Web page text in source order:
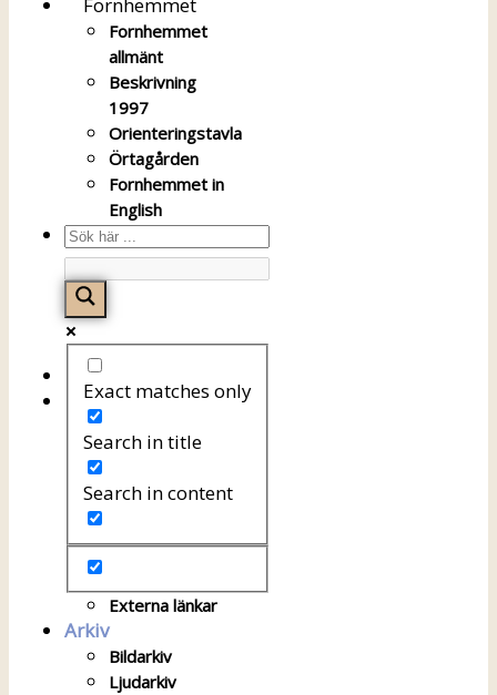
Fornhemmet
allmänt
Beskrivning
1997
Orienteringstavla
Örtagården
Fornhemmet in
English
Exact matches only
Search in title
Search in content
Startsida
Om föreningen
Årsprogram
Styrelsen
Litteratur
Externa länkar
Arkiv
Bildarkiv
Ljudarkiv